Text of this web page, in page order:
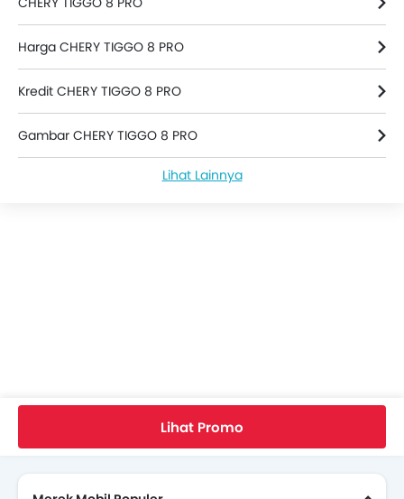
Pengukur Tekanan Ban
Power Door Locks
Arm Rest Konsol Tengah
Hill-Start Assist Control
Downhill Assist Control
Wireless Charger
Electric Parking Brake
Rear Parking Sensors
Harga CHERY TIGGO 8 PRO
Kredit CHERY TIGGO 8 PRO
Gambar CHERY TIGGO 8 PRO
Berita CHERY TIGGO 8 PRO
Video CHERY TIGGO 8 PRO
Brosur CHERY TIGGO 8 PRO
Dealer CHERY di jakarta-selatan
Lihat Lainnya
Lihat Promo
Cari Mobil Lain